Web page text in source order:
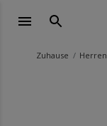
Zuhause Herren